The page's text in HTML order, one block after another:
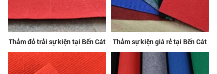
Thảm đỏ trải sự kiện tại Bến Cát Thảm sự kiện giá rẻ tại Bến Cát